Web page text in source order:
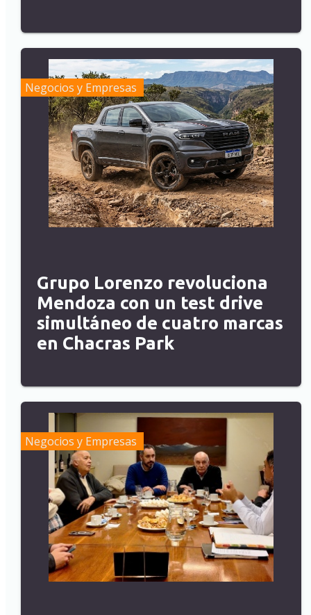
Negocios y Empresas
Grupo Lorenzo revoluciona
Mendoza con un test drive
simultáneo de cuatro marcas
en Chacras Park
Negocios y Empresas